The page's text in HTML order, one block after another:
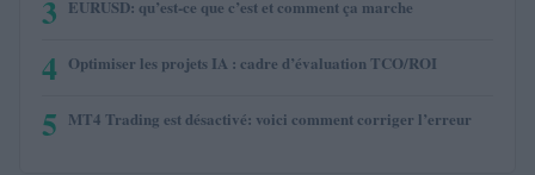
3 EURUSD: qu’est-ce que c’est et comment ça marche
4 Optimiser les projets IA : cadre d’évaluation TCO/ROI
5 MT4 Trading est désactivé: voici comment corriger l’erreur